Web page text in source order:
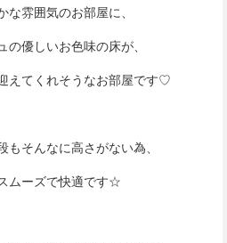
な雰囲気のお部屋に、
の優しいお色味の床が、
えてくれそうなお部屋です♡
もそんなに高さがない為、
ムーズで快適です☆